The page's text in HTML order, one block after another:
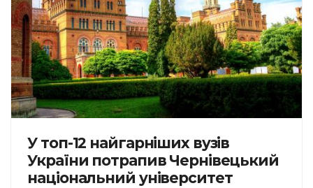
У топ-12 найгарніших вузів
України потрапив Чернівецький
національний університет